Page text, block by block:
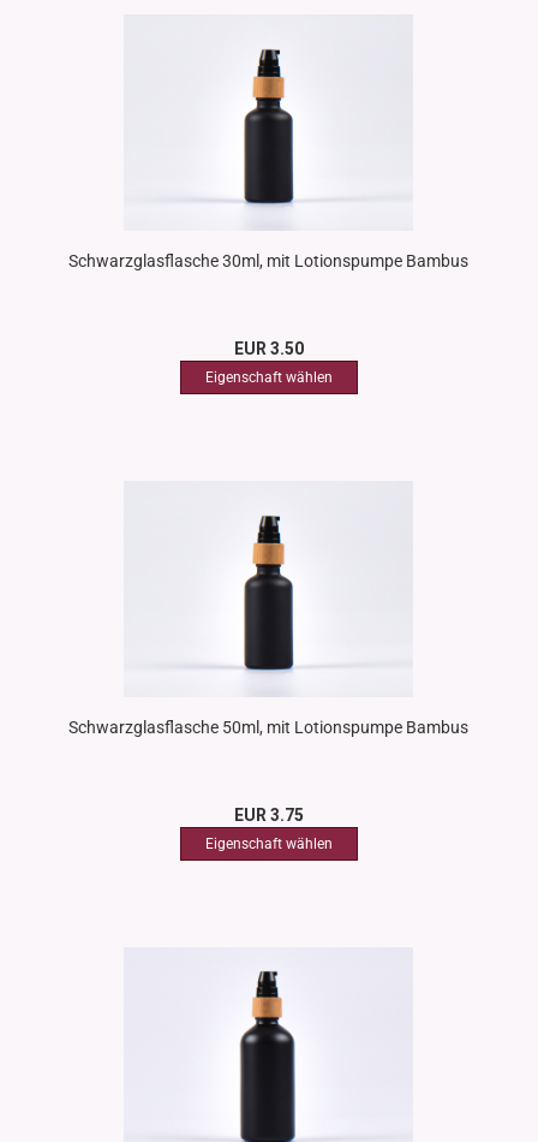
Schwarzglasflasche 30ml, mit Lotionspumpe Bambus
EUR 3.50
Schwarzglasflasche 50ml, mit Lotionspumpe Bambus
EUR 3.75